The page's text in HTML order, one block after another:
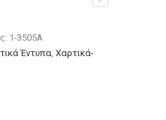
1-3505Α
Έντυπα,Χαρτικά-